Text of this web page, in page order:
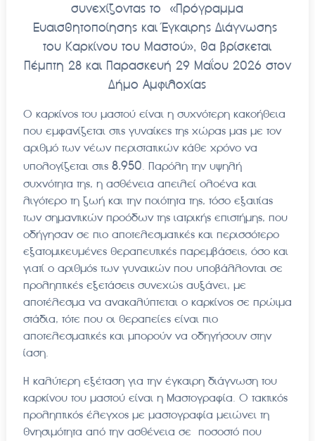
συνεχίζοντας το «Πρόγραμμα
Ευαισθητοποίησης και Έγκαιρης Διάγνωσης
του Καρκίνου του Μαστού», θα βρίσκεται
Πέμπτη 28 και Παρασκευή 29 Μαΐου 2026 στον
Δήμο Αμφιλοχίας
Ο καρκίνος του μαστού είναι η συχνότερη κακοήθεια
που εμφανίζεται στις γυναίκες της χώρας μας με τον
αριθμό των νέων περιστατικών κάθε χρόνο να
υπολογίζεται στις 8.950. Παρόλη την υψηλή
συχνότητα της, η ασθένεια απειλεί ολοένα και
λιγότερο τη ζωή και την ποιότητα της, τόσο εξαιτίας
των σημαντικών προόδων της ιατρικής επιστήμης, που
οδήγησαν σε πιο αποτελεσματικές και περισσότερο
εξατομικευμένες θεραπευτικές παρεμβάσεις, όσο και
γιατί ο αριθμός των γυναικών που υποβάλλονται σε
προληπτικές εξετάσεις συνεχώς αυξάνει, με
αποτέλεσμα να ανακαλύπτεται ο καρκίνος σε πρώιμα
στάδια, τότε που οι θεραπείες είναι πιο
αποτελεσματικές και μπορούν να οδηγήσουν στην
ίαση.
Η καλύτερη εξέταση για την έγκαιρη διάγνωση του
καρκίνου του μαστού είναι η Μαστογραφία. Ο τακτικός
προληπτικός έλεγχος με μαστογραφία μειώνει τη
θνησιμότητα από την ασθένεια σε ποσοστό που